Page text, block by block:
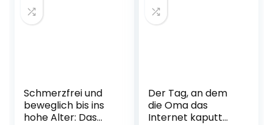
Schmerzfrei und
beweglich bis ins
hohe Alter: Das
Der Tag, an dem
die Oma das
Internet kaputt